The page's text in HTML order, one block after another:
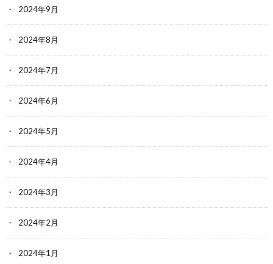
2024年9月
2024年8月
2024年7月
2024年6月
2024年5月
2024年4月
2024年3月
2024年2月
2024年1月